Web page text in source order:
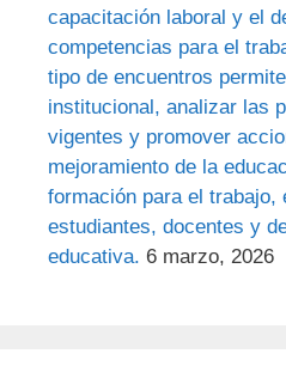
capacitación laboral y el
competencias para el
tipo de encuentros
institucional, analizar las
vigentes y promover
mejoramiento de la
formación para el trabajo,
estudiantes, docentes y
educativa. 6 marzo, 2026